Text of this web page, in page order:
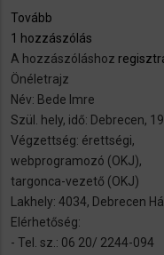
Tovább
suche
eine
Stelle
als
Abwascher,
Küchenhilfe,
angelernte
Arbeiter
oder
Staplerfahrer.)
1 hozzászólás
A hozzászóláshoz
Önéletrajz
Név: Bede Imre
Szül. hely, idő: Debrecen,
Végzettség: érettségi,
webprogramozó (OKJ),
targonca-vezető (OKJ)
Lakhely: 4034, Debrecen
Elérhetőség:
- Tel. sz.: 06 20/ 2244-094